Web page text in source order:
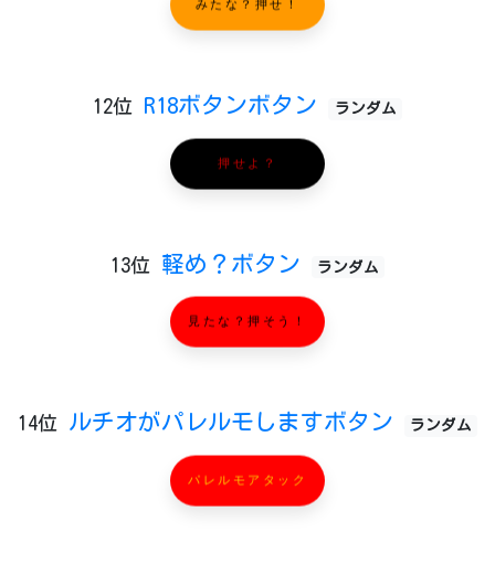
みたな？押せ！
12位 R18ボタンボタン ランダム
押せよ？
13位 軽め？ボタン ランダム
見たな？押そう！
14位 ルチオがパレルモしますボタン ランダム
パレルモアタック